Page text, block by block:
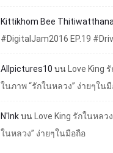
Kittikhom Bee Thitiwatthana
#DigitalJam2016 EP.19
Allpictures10 บนLove King
ในภาพ “รักในหลวง” ง่ายๆใน
N'InkบนLove King รักในหล
ในหลวง” ง่ายๆในมือถือ